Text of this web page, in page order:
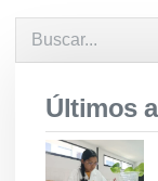
Últimos